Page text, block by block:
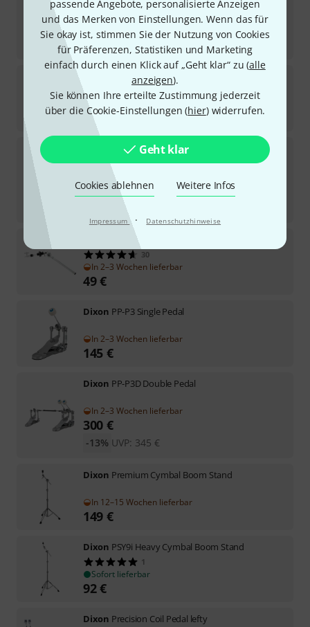
passende Angebote, personalisierte Anzeigen
und das Merken von Einstellungen. Wenn das für
Sie okay ist, stimmen Sie der Nutzung von Cookies
für Präferenzen, Statistiken und Marketing
einfach durch einen Klick auf „Geht klar“ zu (alle
anzeigen).
Sie können Ihre erteilte Zustimmung jederzeit
über die Cookie-Einstellungen (hier) widerrufen.
Geht klar
Cookies ablehnen Weitere Infos
Impressum · Datenschutzhinweise
Dixon PSY9 Cymbal Stand
Sofort lieferbar
75€
PSS-P3 Heavy Duty Snare Stand
93€
Premium Cymbal Stand
In 7–9 Wochen lieferbar
105€
UVP:
PSHX-1-SP X-Hat Hi-Hat
30
In 2–3 Wochen lieferbar
49€
Dixon PP-P3 Single Pedal
In 2–3 Wochen lieferbar
145 €
Dixon PP-P3D Double Pedal
In 2–3 Wochen lieferbar
300 €
UVP: 345 €
-13%
Dixon Premium Cymbal Boom Stand
In 12–15 Wochen lieferbar
149 €
Dixon PSY9i Heavy Cymbal Boom Stand
1
Sofort lieferbar
92€
Dixon Precision Coil Pedal lefty